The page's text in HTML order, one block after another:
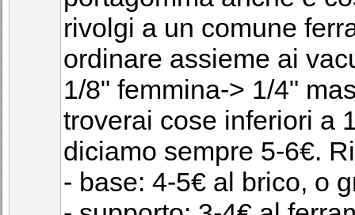
rivolgi a un comune
ordinare assieme ai
1/8" femmina-> 1/4"
troverai cose inferiori a
diciamo sempre 5-6€.
- base: 4-5€ al brico, o